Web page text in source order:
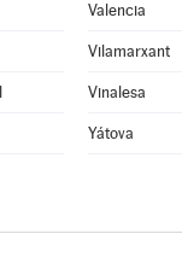
Valencia
Vilamarxant
Vinalesa
Yátova